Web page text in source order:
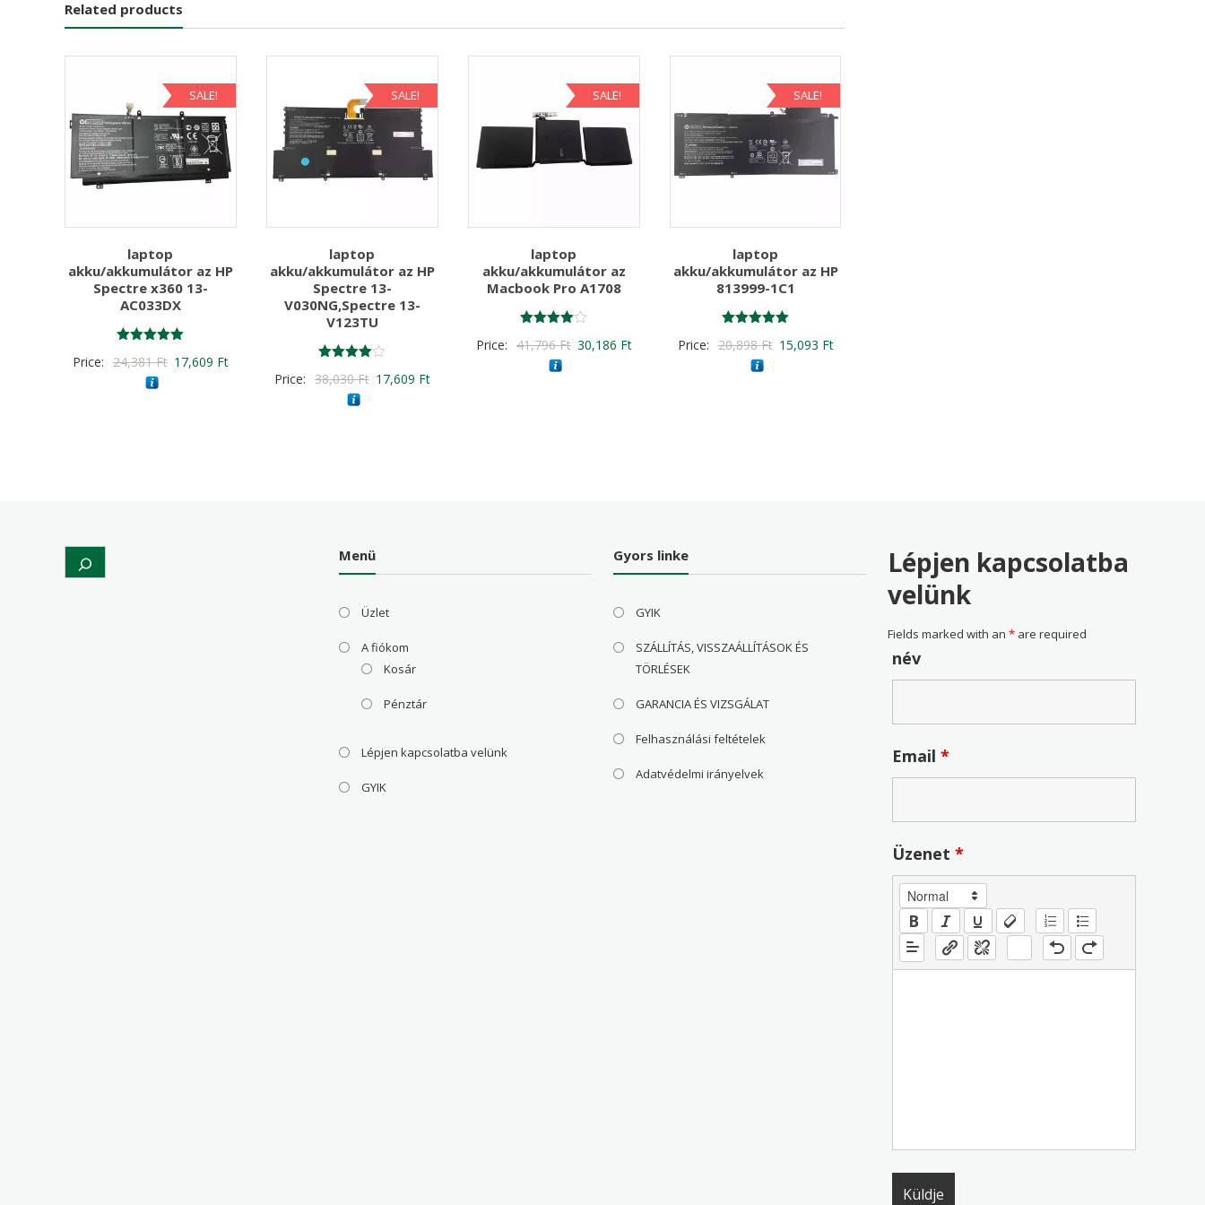
Related products
SALE!
laptop
akku/akkumulátor az HP
Spectre x360 13-
AC033DX
5.00
/ 5
Price: 24,381Ft Original
17,609 FtCurrent
SALE!
laptop
akku/akkumulátor az HP
Spectre 13-
V030NG,Spectre 13-
V123TU
4.00
/ 5
Price: 38,030Ft Original
17,609 FtCurrent
SALE!
laptop
akku/akkumulátor az
Macbook Pro A1708
4.00
/ 5
Price: 41,796Ft Original
30,186 FtCurrent
SALE!
laptop
akku/akkumulátor az HP
813999-1C1
5.00
/ 5
Price: 20,898Ft Original
15,093 FtCurrent
Search Menü
Üzlet
A fiókom
Kosár
Pénztár
Lépjen kapcsolatba velünk
GYIK
Gyors linke
GYIK
SZÁLLÍTÁS, VISSZAÁLLÍTÁSOK ÉS
TÖRLÉSEK
GARANCIA ÉS VIZSGÁLAT
Felhasználási feltételek
Adatvédelmi irányelvek
Lépjen kapcsolatba
velünk
Fields marked with an* are required
név
Email*
Üzenet*